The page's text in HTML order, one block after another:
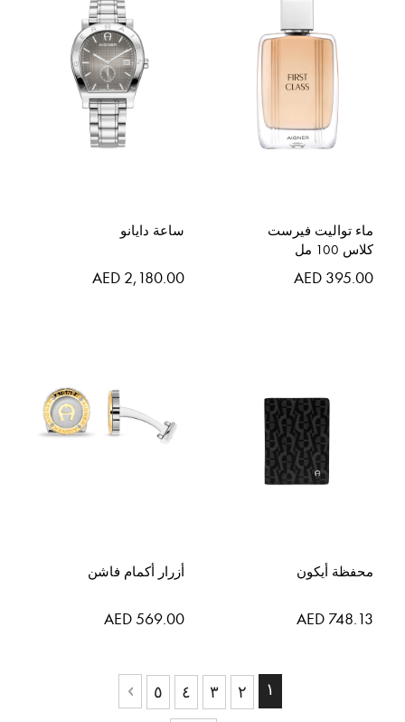
ماء تواليت فيرست
كلاس 100 مل
AED 395.00
ساعة دايانو
AED 2,180.00
محفظة أيكون
AED 748.13
أزرار أكمام فاشن
AED 569.00
حاليا انت تقرأ الصفحة
١ حقيبة٢ حقيبة٣ حقيبة٤ حقيبة٥
حقيبة
التالي